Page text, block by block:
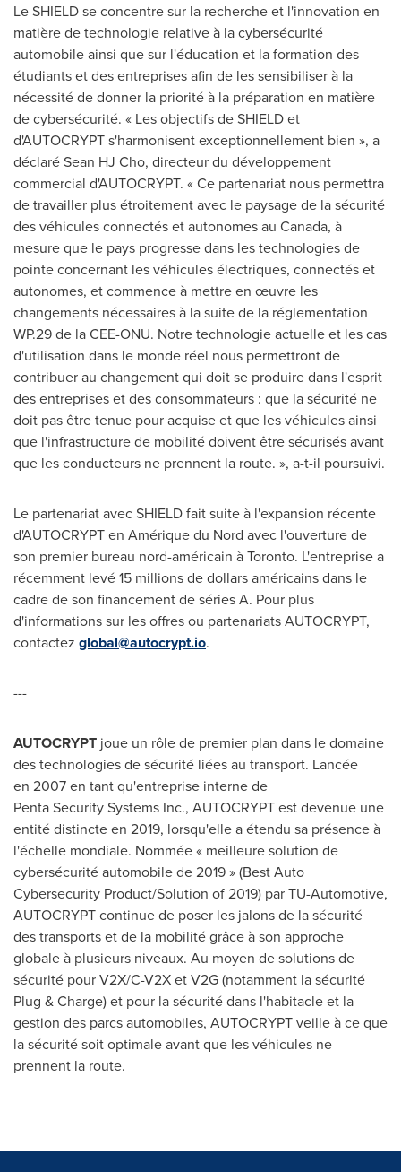
Le SHIELD se concentre sur la recherche et l'innovation en
matière de technologie relative à la cybersécurité
automobile ainsi que sur l'éducation et la formation des
étudiants et des entreprises afin de les sensibiliser à la
nécessité de donner la priorité à la préparation en matière
de cybersécurité. « Les objectifs de SHIELD et
d'AUTOCRYPT s'harmonisent exceptionnellement bien », a
déclaré Sean HJ Cho, directeur du développement
commercial d'AUTOCRYPT. « Ce partenariat nous permettra
de travailler plus étroitement avec le paysage de la sécurité
des véhicules connectés et autonomes au Canada, à
mesure que le pays progresse dans les technologies de
pointe concernant les véhicules électriques, connectés et
autonomes, et commence à mettre en œuvre les
changements nécessaires à la suite de la réglementation
WP.29 de la CEE-ONU. Notre technologie actuelle et les cas
d'utilisation dans le monde réel nous permettront de
contribuer au changement qui doit se produire dans l'esprit
des entreprises et des consommateurs : que la sécurité ne
doit pas être tenue pour acquise et que les véhicules ainsi
que l'infrastructure de mobilité doivent être sécurisés avant
que les conducteurs ne prennent la route. », a-t-il poursuivi.
Le partenariat avec SHIELD fait suite à l'expansion récente
d'AUTOCRYPT en Amérique du Nord avec l'ouverture de
son premier bureau nord-américain àToronto. L'entreprise a
récemment levé 15 millions de dollars américains dans le
cadre de son financement de séries A. Pour plus
d'informations sur les offres ou partenariats AUTOCRYPT,
contactez global@autocrypt.io.
---
AUTOCRYPT joue un rôle de premier plan dans le domaine
des technologies de sécurité liées au transport. Lancée
en 2007 en tant qu'entreprise interne de
Penta Security Systems Inc., AUTOCRYPT est devenue une
entité distincte en 2019, lorsqu'elle a étendu sa présence à
l'échelle mondiale. Nommée « meilleure solution de
cybersécurité automobile de 2019 » (Best Auto
Cybersecurity Product/Solution of 2019) par TU-Automotive,
AUTOCRYPT continue de poser les jalons de la sécurité
des transports et de la mobilité grâce à son approche
globale à plusieurs niveaux. Au moyen de solutions de
sécurité pour V2X/C-V2X et V2G (notamment la sécurité
Plug & Charge) et pour la sécurité dans l'habitacle et la
gestion des parcs automobiles, AUTOCRYPT veille à ce que
la sécurité soit optimale avant que les véhicules ne
prennent la route.